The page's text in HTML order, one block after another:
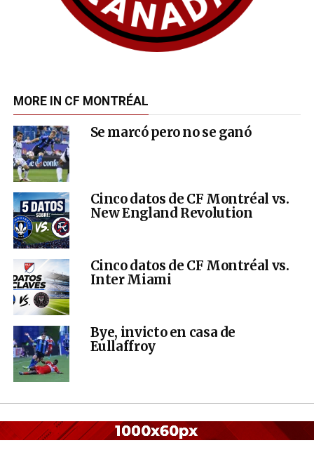
MORE IN CF MONTRÉAL
Se marcó pero no se ganó
Cinco datos de CF Montréal vs.
New England Revolution
Cinco datos de CF Montréal vs.
Inter Miami
Bye, invicto en casa de
Eullaffroy